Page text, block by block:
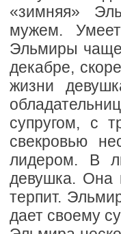
«зимняя»
мужем.
Эльмиры
декабре,
жизни
супругом, с
свекровью
лидером. В
девушка. Она
терпит.
дает своему